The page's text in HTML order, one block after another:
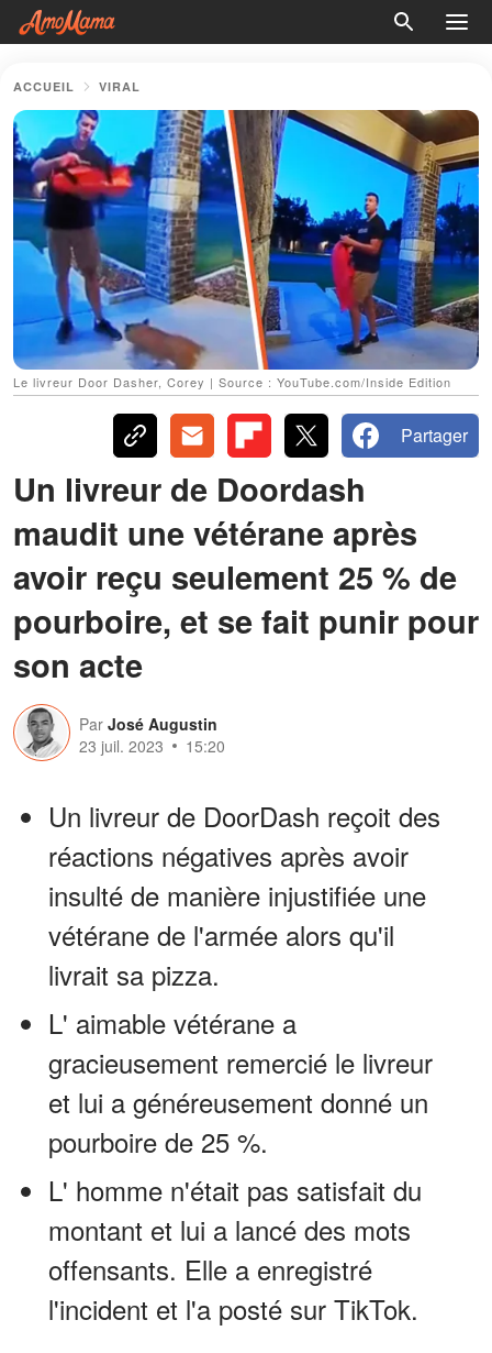
ACCUEIL VIRAL
Le livreur Door Dasher, Corey | Source : YouTube.com/Inside Edition
Partager
Un livreur de Doordash
maudit une vétérane après
avoir reçu seulement 25 % de
pourboire, et se fait punir pour
son acte
Par José Augustin
23 juil. 2023
15:20
Un livreur de DoorDash reçoit des
réactions négatives après avoir
insulté de manière injustifiée une
vétérane de l'armée alors qu'il
livrait sa pizza.
L' aimable vétérane a
gracieusement remercié le livreur
et lui a généreusement donné un
pourboire de 25 %.
L' homme n'était pas satisfait du
montant et lui a lancé des mots
offensants. Elle a enregistré
l'incident et l'a posté sur TikTok.